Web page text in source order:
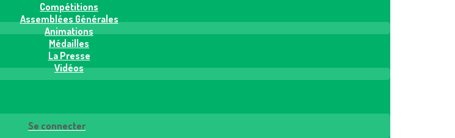
Compétitions
Assemblées Générales
Animations
Médailles
La Presse
Vidéos
Se connecter